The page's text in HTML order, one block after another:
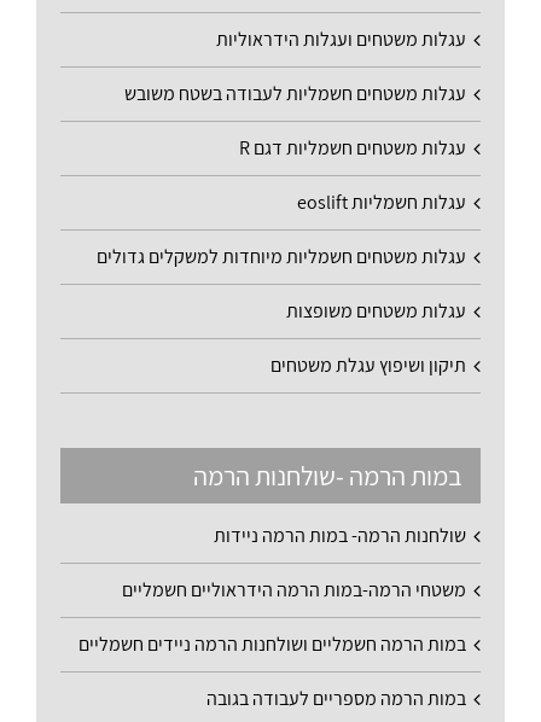
עגלות משטחים ועגלות הידראוליות
עגלות משטחים חשמליות לעבודה בשטח משובש
עגלות משטחים חשמליות דגם R
עגלות חשמליות eoslift
עגלות משטחים חשמליות מיוחדות למשקלים גדולים
עגלות משטחים משופצות
תיקון ושיפוץ עגלת משטחים
במות הרמה -שולחנות הרמה
שולחנות הרמה- במות הרמה ניידות
משטחי הרמה-במות הרמה הידראוליים חשמליים
במות הרמה חשמליים ושולחנות הרמה ניידים חשמליים
במות הרמה מספריים לעבודה בגובה